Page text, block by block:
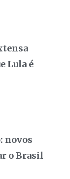
Lula é
novos
o Brasil